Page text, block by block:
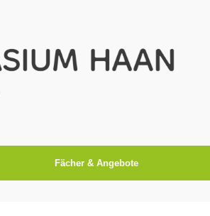
Fächer & Angebote